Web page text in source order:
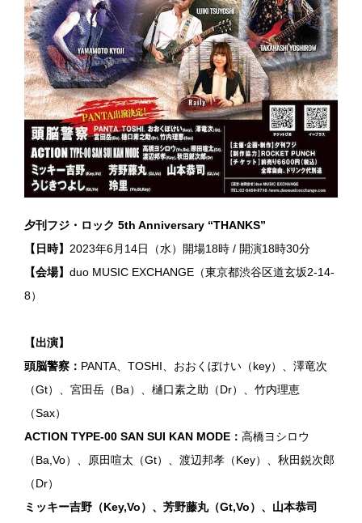
夕刊フジ・ロック 5th Anniversary “THANKS”
【日時】 2023年6月14日（水）開場18時 / 開演18時30分
【会場】 duo MUSIC EXCHANGE（東京都渋谷区道玄坂2-14-
8）
【出演】
頭脳警察： PANTA、TOSHI、おおくぼけい（key）、澤竜次
（Gt）、宮田岳（Ba）、樋口素之助（Dr）、竹内理恵
（Sax）
ACTION TYPE-00 SAN SUI KAN MODE： 高橋ヨシロウ
（Ba,Vo）、原田喧太（Gt）、渡辺邦孝（Key）、秋田鋭次郎
（Dr）
ミッキー吉野（Key,Vo）、芳野藤丸（Gt,Vo）、山本恭司